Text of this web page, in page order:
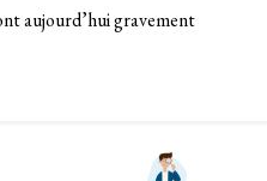
aujourd’hui gravement